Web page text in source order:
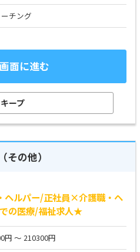
チング
面に進む
キープ
の他）
ヘルパー/正社員×介護職・ヘ
の医療/福祉求人★
円 ～ 210300円